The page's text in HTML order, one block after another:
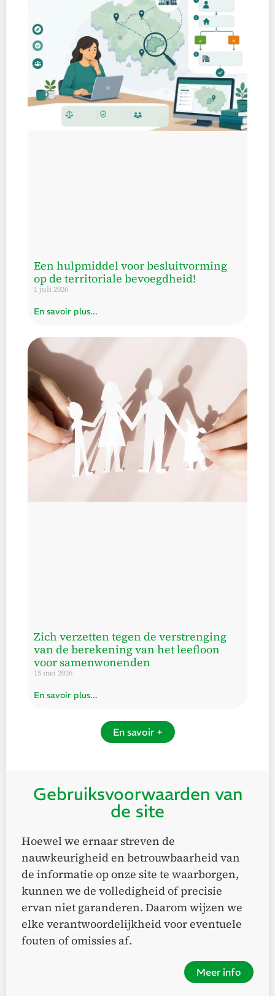
Een hulpmiddel voor besluitvorming
op de territoriale bevoegdheid!
1 juli 2026
En savoir plus...
Zich verzetten tegen de verstrenging
van de berekening van het leefloon
voor samenwonenden
15 mei 2026
En savoir plus...
En savoir +
Gebruiksvoorwaarden van
de site
Hoewel we ernaar streven de
nauwkeurigheid en betrouwbaarheid van
de informatie op onze site te waarborgen,
kunnen we de volledigheid of precisie
ervan niet garanderen. Daarom wijzen we
elke verantwoordelijkheid voor eventuele
fouten of omissies af.
Meer info